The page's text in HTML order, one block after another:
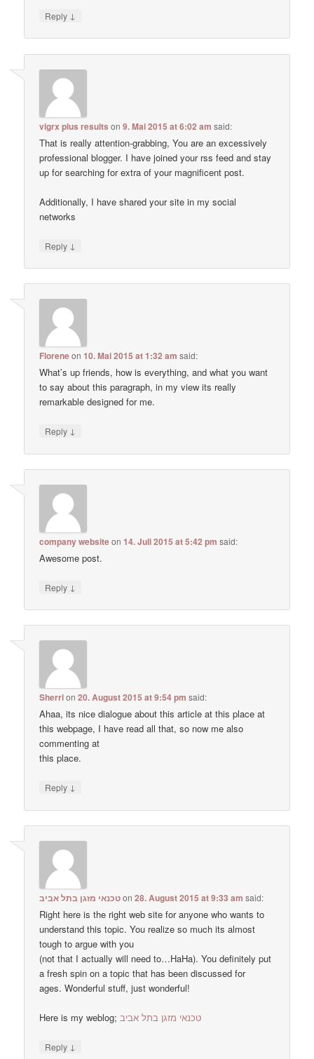
Reply ↓
vigrx plus results on9. Mai 2015 at 6:02 am said:
That is really attention-grabbing, You are an excessively
professional blogger. I have joined your rss feed and stay
up for searching for extra of your magnificent post.
Additionally, I have shared your site in my social
networks
Reply ↓
Floreneon10. Mai 2015 at 1:32 am said:
What’s up friends, how is everything, and what you want
to say about this paragraph, in my view its really
remarkable designed for me.
Reply ↓
company websiteon14. Juli 2015 at 5:42 pm said:
Awesome post.
Reply ↓
Sherrion20. August 2015 at 9:54 pm said:
Ahaa, its nice dialogue about this article at this place at
this webpage, I have read all that, so now me also
commenting at
this place.
Reply ↓
טכנאי מזגן בתל אביבon28. August 2015 at 9:33 am said:
Right here is the right web site for anyone who wants to
understand this topic. You realize so much its almost
tough to argue with you
(not that I actually will need to…HaHa). You definitely put
a fresh spin on a topic that has been discussed for
ages. Wonderful stuff, just wonderful!
Here is my weblog;טכנאי מזגן בתל אביב
Reply ↓